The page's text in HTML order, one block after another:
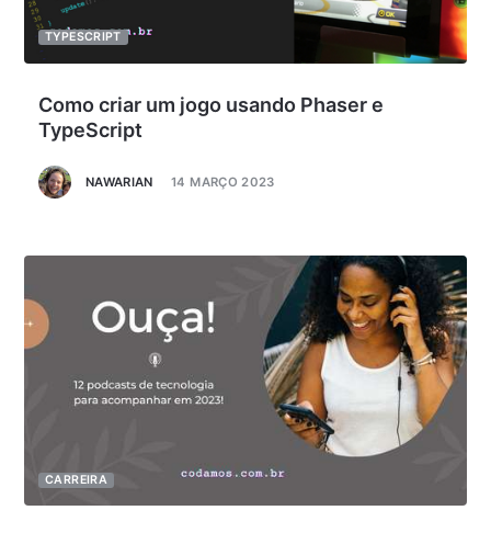
Como criar um jogo usando Phaser e
TypeScript
NAWARIAN 14 MARÇO 2023
TYPESCRIPT
CARREIRA